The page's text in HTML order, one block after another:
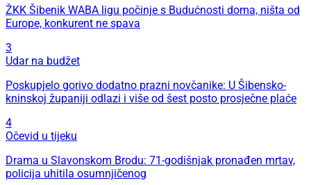
ŽKK Šibenik WABA ligu počinje s Budućnosti doma, ništa od
Europe, konkurent ne spava
3
Udar na budžet
Poskupjelo gorivo dodatno prazni novčanike: U Šibensko-
kninskoj županiji odlazi i više od šest posto prosječne plaće
4
Očevid u tijeku
Drama u Slavonskom Brodu: 71-godišnjak pronađen mrtav,
policija uhitila osumnjičenog